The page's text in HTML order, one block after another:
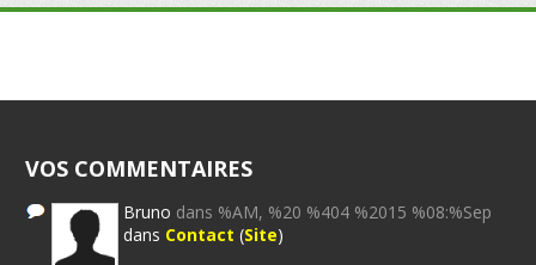
VOS COMMENTAIRES
Bruno dans %AM, %20 %404 %2015 %08:%Sep
dans Contact (Site)